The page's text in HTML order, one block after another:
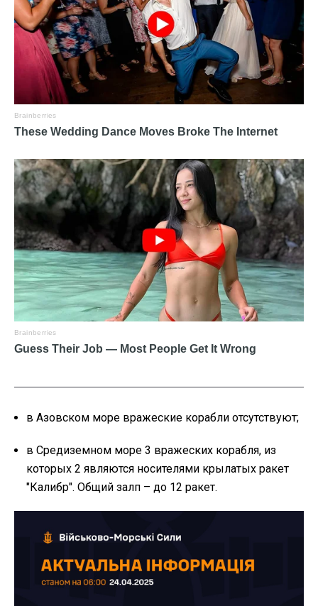
в Азовском море вражеские корабли отсутствуют;
в Средиземном море 3 вражеских корабля, из
которых 2 являются носителями крылатых ракет
"Калибр". Общий залп – до 12 ракет.